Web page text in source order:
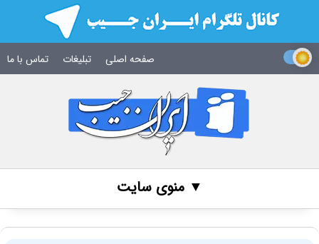
صفحه اصلی تبلیغات تماس با ما
▼ منوی سایت